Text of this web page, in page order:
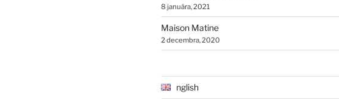
8 januára, 2021
Maison Matine
2 decembra, 2020
English